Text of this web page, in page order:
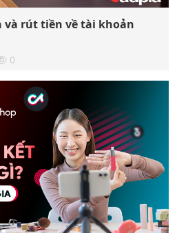
và rút tiền về tài khoản
0